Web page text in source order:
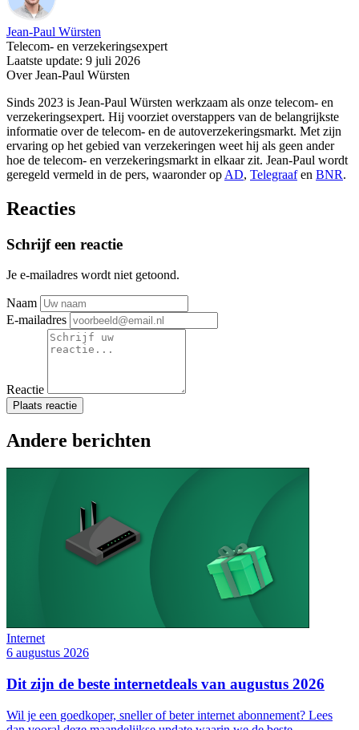
Jean-Paul Würsten
Telecom- en verzekeringsexpert
Laatste update: 9 juli 2026
Over Jean-Paul Würsten
Sinds 2023 is Jean-Paul Würsten werkzaam als onze telecom- en
verzekeringsexpert. Hij voorziet overstappers van de belangrijkste
informatie over de telecom- en de autoverzekeringsmarkt. Met zijn
ervaring op het gebied van verzekeringen weet hij als geen ander
hoe de telecom- en verzekeringsmarkt in elkaar zit. Jean-Paul wordt
geregeld vermeld in de pers, waaronder op AD, Telegraafen BNR.
Reacties
Schrijf een reactie
Je e-mailadres wordt niet getoond.
Naam
E-mailadres
Reactie
Plaats reactie
Andere berichten
Internet
6 augustus 2026
Dit zijn de beste internetdeals van augustus 2026
Wil je een goedkoper, sneller of beter internet abonnement? Lees